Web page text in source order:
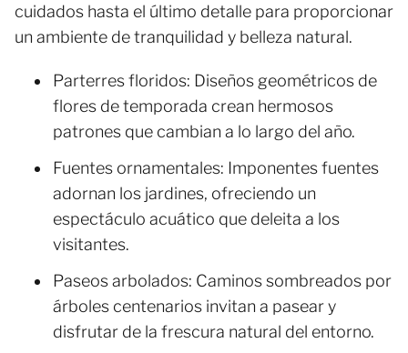
cuidados hasta el último detalle para proporcionar
un ambiente de tranquilidad y belleza natural.
Parterres floridos: Diseños geométricos de
flores de temporada crean hermosos
patrones que cambian a lo largo del año.
Fuentes ornamentales: Imponentes fuentes
adornan los jardines, ofreciendo un
espectáculo acuático que deleita a los
visitantes.
Paseos arbolados: Caminos sombreados por
árboles centenarios invitan a pasear y
disfrutar de la frescura natural del entorno.